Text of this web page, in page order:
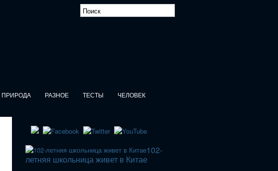
ПРИРОДА РАЗНОЕ ТЕСТЫ ЧЕЛОВЕК
102-
летняя школьница живет в Китае